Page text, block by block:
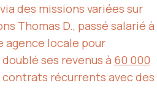
via des missions variées sur
Thomas D., passé salarié à
agence locale pour
ses revenus à 60 000
contrats récurrents avec des